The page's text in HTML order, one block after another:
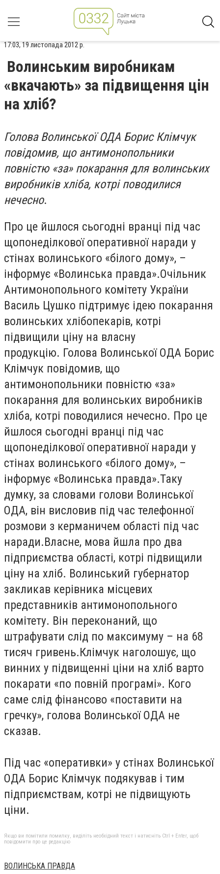
17:03, 19 листопада 2012 р.
Волинським виробникам
«вкачають» за підвищення цін
на хліб?
Голова Волинської ОДА Борис Клімчук
повідомив, що антимонопольники
повністю «за» покарання для волинських
виробників хліба, котрі поводилися
нечесно.
Про це йшлося сьогодні вранці під час
щопонеділкової оперативної наради у
стінах волинського «білого дому», –
інформує «Волинська правда».Очільник
Антимонопольного комітету України
Василь Цушко підтримує ідею покарання
волинських хлібопекарів, котрі
підвищили ціну на власну
продукцію. Голова Волинської ОДА Борис
Клімчук повідомив, що
антимонопольники повністю «за»
покарання для волинських виробників
хліба, котрі поводилися нечесно. Про це
йшлося сьогодні вранці під час
щопонеділкової оперативної наради у
стінах волинського «білого дому», –
інформує «Волинська правда».Таку
думку, за словами голови Волинської
ОДА, він висловив під час телефонної
розмови з керманичем області під час
наради.Власне, мова йшла про два
підприємства області, котрі підвищили
ціну на хліб. Волинський губернатор
закликав керівника місцевих
представників антимонопольного
комітету. Він переконаний, що
штрафувати слід по максимуму – на 68
тисяч гривень.Клімчук наголошує, що
винних у підвищенні ціни на хліб варто
покарати «по повній програмі». Кого
саме слід фінансово «поставити на
гречку», голова Волинської ОДА не
сказав.
Під час «оперативки» у стінах Волинської
ОДА Борис Клімчук подякував і тим
підприємствам, котрі не підвищують
ціни.
Якщо ви помітили помилку, виділіть необхідний текст і натисніть Ctrl + Enter, щоб
повідомити про це редакцію
ВОЛИНСЬКА ПРАВДА